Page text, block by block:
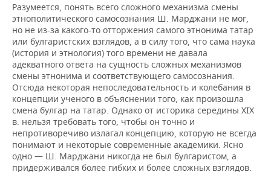
Разумеется, понять всего сложного механизма смены
этнополитического самосознания Ш. Марджани не мог,
но не из-за какого-то отторжения самого этнонима татар
или булгаристских взглядов, а в силу того, что сама наука
(история и этнология) того времени не давала
адекватного ответа на сущность сложных механизмов
смены этнонима и соответствующего самосознания.
Отсюда некоторая непоследовательность и колебания в
концепции ученого в объяснении того, как произошла
смена булгар на татар. Однако от историка середины XIX
в. нельзя требовать того, чтобы он точно и
непротиворечиво излагал концепцию, которую не всегда
понимают и некоторые современные академики. Ясно
одно — Ш. Марджани никогда не был булгаристом, а
придерживался более гибких и более сложных взглядов.